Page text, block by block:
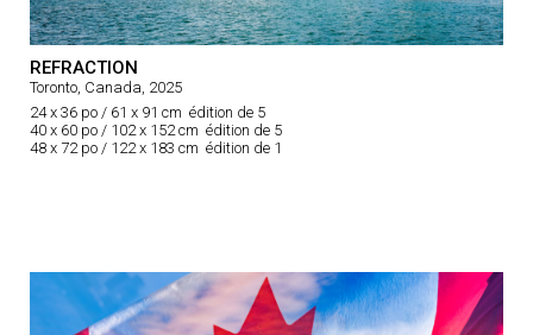
REFRACTION
Toronto, Canada, 2025
24 x 36 po / 61 x 91 cm édition de 5
40 x 60 po / 102 x 152 cm édition de 5
48 x 72 po / 122 x 183 cm édition de 1